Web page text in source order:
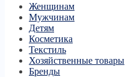
Женщинам
Мужчинам
Детям
Косметика
Текстиль
Хозяйственные товары
Бренды